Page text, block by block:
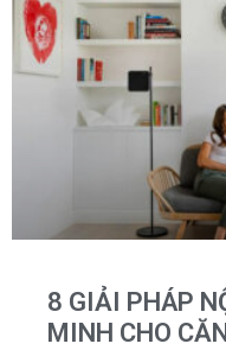
8 GIẢI PHÁP
MINH CHO